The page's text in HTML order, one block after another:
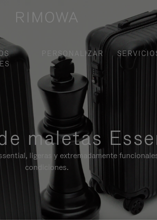
PERSONALIZAR
maletas
ligeras y extremadamente
condiciones.